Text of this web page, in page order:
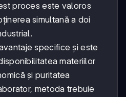
proces este valoros
simultană a doi
specifice și este
materiilor
și puritatea
metoda trebuie